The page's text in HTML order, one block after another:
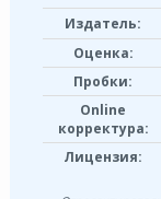
Издатель:
Оценка:
Пробки:
Online
корректура:
Лицензия: